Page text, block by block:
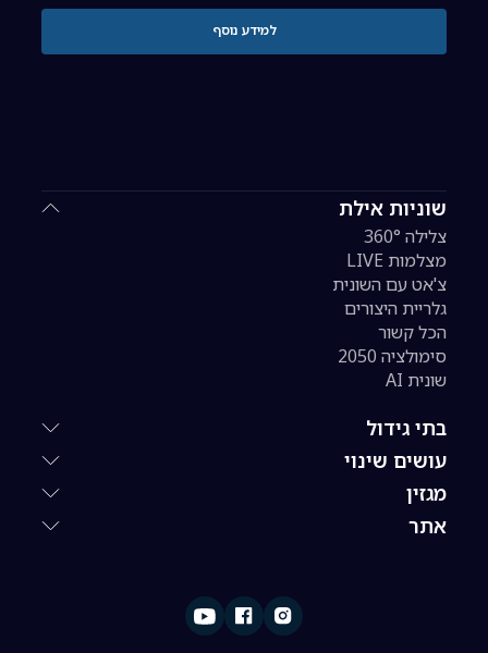
שוניות אילת
צלילה 360°
מצלמות LIVE
צ'אט עם השונית
גלריית היצורים
הכל קשור
סימולציה 2050
שונית AI
בתי גידול
עושים שינוי
מגזין
אתר
למידע נוסף